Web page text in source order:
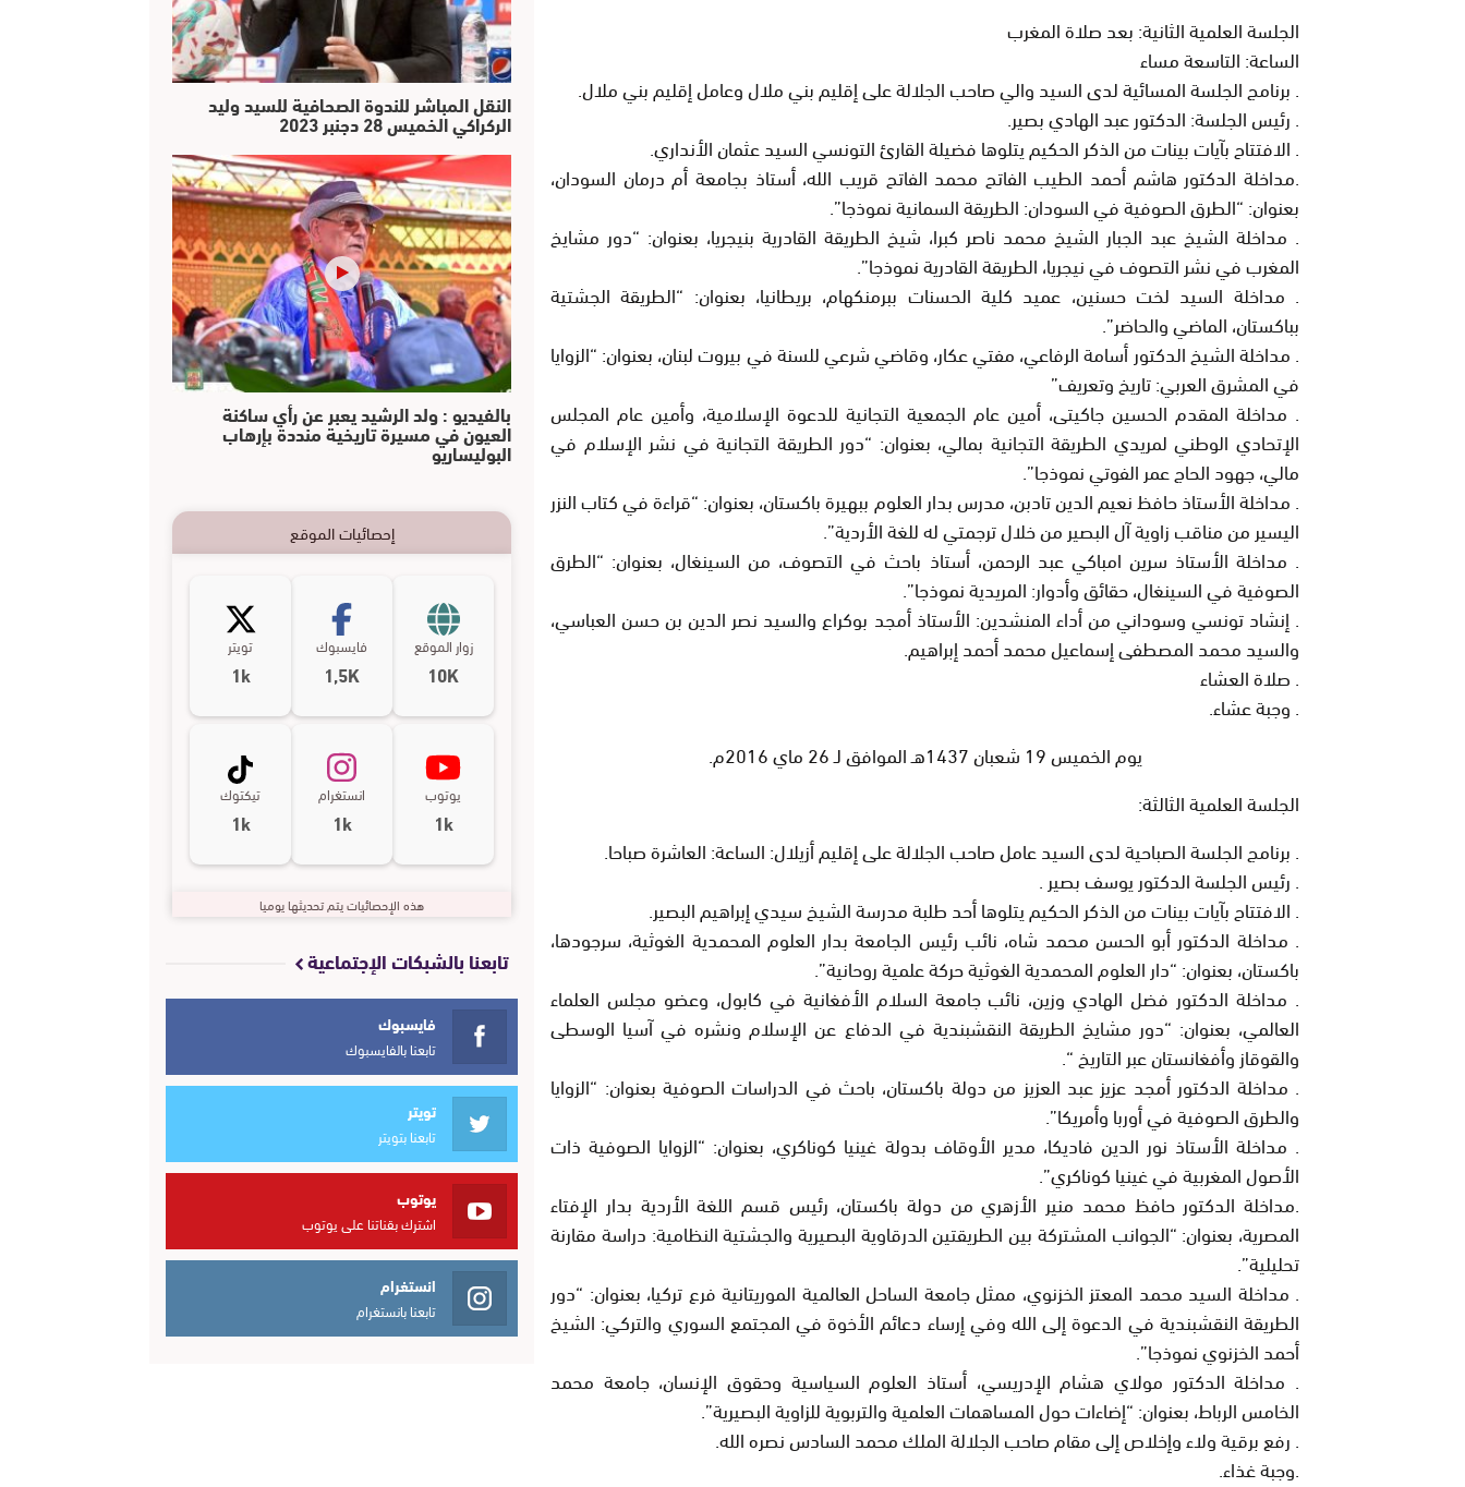
الجلسة العلمية الثانية: بعد صلاة المغرب
الساعة: التاسعة مساء
. برنامج الجلسة المسائية لدى السيد والي صاحب الجلالة على إقليم بني ملال وعامل إقليم بني ملال.
. رئيس الجلسة: الدكتور عبد الهادي بصير.
. الافتتاح بآيات بينات من الذكر الحكيم يتلوها فضيلة القارئ التونسي السيد عثمان الأنداري.
.مداخلة الدكتور هاشم أحمد الطيب الفاتح محمد الفاتح قريب الله، أستاذ بجامعة أم درمان السودان،
بعنوان:“الطرق الصوفية في السودان: الطريقة السمانية نموذجا”.
. مداخلة الشيخ عبد الجبار الشيخ محمد ناصر كبرا، شيخ الطريقة القادرية بنيجريا، بعنوان: “دور مشايخ
المغرب في نشر التصوف في نيجريا، الطريقة القادرية نموذجا”.
. مداخلة السيد لخت حسنين، عميد كلية الحسنات ببرمنكهام، بريطانيا، بعنوان: “الطريقة الجشتية
بباكستان، الماضي والحاضر”.
. مداخلة الشيخ الدكتور أسامة الرفاعي، مفتي عكار، وقاضي شرعي للسنة في بيروت لبنان، بعنوان:“الزوايا
في المشرق العربي: تاريخ وتعريف”
. مداخلة المقدم الحسين جاكيتى، أمين عام الجمعية التجانية للدعوة الإسلامية، وأمين عام المجلس
الإتحادي الوطني لمريدي الطريقة التجانية بمالي، بعنوان: “دور الطريقة التجانية في نشر الإسلام في
مالي، جهود الحاج عمر الفوتي نموذجا”.
. مداخلة الأستاذ حافظ نعيم الدين تادبن، مدرس بدار العلوم ببهيرة باكستان، بعنوان:“قراءة في كتاب النزر
اليسير من مناقب زاوية آل البصير من خلال ترجمتي له للغة الأردية”.
. مداخلة الأستاذ سرين امباكي عبد الرحمن، أستاذ باحث في التصوف، من السينغال، بعنوان: “الطرق
الصوفية في السينغال، حقائق وأدوار: المريدية نموذجا”.
. إنشاد تونسي وسوداني من أداء المنشدين: الأستاذ أمجد بوكراع والسيد نصر الدين بن حسن العباسي،
والسيد محمد المصطفى إسماعيل محمد أحمد إبراهيم.
. صلاة العشاء
. وجبة عشاء.
يوم الخميس 19 شعبان 1437هـ الموافق لـ 26 ماي 2016م.
الجلسة العلمية الثالثة:
. برنامج الجلسة الصباحية لدى السيد عامل صاحب الجلالة على إقليم أزيلال: الساعة: العاشرة صباحا.
. رئيس الجلسة الدكتور يوسف بصير .
. الافتتاح بآيات بينات من الذكر الحكيم يتلوها أحد طلبة مدرسة الشيخ سيدي إبراهيم البصير.
. مداخلة الدكتور أبو الحسن محمد شاه، نائب رئيس الجامعة بدار العلوم المحمدية الغوثية، سرجودها،
باكستان، بعنوان:“دار العلوم المحمدية الغوثية حركة علمية روحانية”.
. مداخلة الدكتور فضل الهادي وزين، نائب جامعة السلام الأفغانية في كابول، وعضو مجلس العلماء
العالمي، بعنوان: “دور مشايخ الطريقة النقشبندية في الدفاع عن الإسلام ونشره في آسيا الوسطى
والقوقاز وأفغانستان عبر التاريخ “.
. مداخلة الدكتور أمجد عزيز عبد العزيز من دولة باكستان، باحث في الدراسات الصوفية بعنوان: “الزوايا
والطرق الصوفية في أوربا وأمريكا”.
. مداخلة الأستاذ نور الدين فاديكا، مدير الأوقاف بدولة غينيا كوناكري، بعنوان: “الزوايا الصوفية ذات
الأصول المغربية في غينيا كوناكري”.
.مداخلة الدكتور حافظ محمد منير الأزهري من دولة باكستان، رئيس قسم اللغة الأردية بدار الإفتاء
المصرية، بعنوان:“الجوانب المشتركة بين الطريقتين الدرقاوية البصيرية والجشتية النظامية: دراسة مقارنة
تحليلية”.
. مداخلة السيد محمد المعتز الخزنوي، ممثل جامعة الساحل العالمية الموريتانية فرع تركيا، بعنوان: “دور
الطريقة النقشبندية في الدعوة إلى الله وفي إرساء دعائم الأخوة في المجتمع السوري والتركي: الشيخ
أحمد الخزنوي نموذجا”.
. مداخلة الدكتور مولاي هشام الإدريسي، أستاذ العلوم السياسية وحقوق الإنسان، جامعة محمد
الخامس الرباط، بعنوان:“إضاءات حول المساهمات العلمية والتربوية للزاوية البصيرية”.
. رفع برقية ولاء وإخلاص إلى مقام صاحب الجلالة الملك محمد السادس نصره الله.
.وجبة غذاء.
النقل المباشر للندوة الصحافية للسيد وليد
الركراكي الخميس 28 دجنبر 2023
بالفيديو : ولد الرشيد يعبر عن رأي ساكنة
العيون في مسيرة تاريخية منددة بإرهاب
البوليساريو
إحصائيات الموقع
زوار الموقع
10K
فايسبوك
1,5K
تويتر
1k
يوتوب
1k
انستغرام
1k
تيكتوك
1k
هذه الإحصائيات يتم تحديثها يوميا
تابعنا بالشبكات الإجتماعية
فايسبوك
تابعنا بالفايسبوك
تويتر
تابعنا بتويتر
يوتوب
اشترك بقناتنا على يوتوب
انستغرام
تابعنا بانستغرام